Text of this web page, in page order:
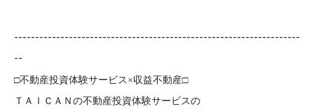
--------------------------------------------------------------------
--
□不動産投資体験サービス×収益不動産□
ＴＡＩＣＡＮの不動産投資体験サービスの